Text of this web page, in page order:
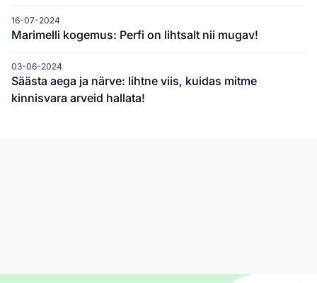
16-07-2024
Marimelli kogemus: Perfi on lihtsalt nii mugav!
03-06-2024
Säästa aega ja närve: lihtne viis, kuidas mitme
kinnisvara arveid hallata!